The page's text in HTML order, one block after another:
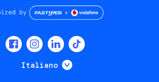
Italiano Mostra ulteriori